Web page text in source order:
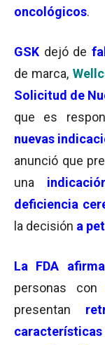
oncológicos.
GSK dejó de
de marca,
Solicitud de
que es
nuevas
anunció que
una
deficiencia
la decisión a
La FDA afirma
personas con
presentan
características